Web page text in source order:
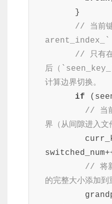
// 当前
arent_index_`
// 只有在
后（
计算边界切换。
if
// 当
界（从间隙进入文
// 将
的完整大小添加到